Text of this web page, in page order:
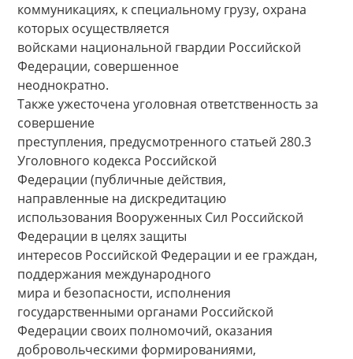
коммуникациях, к специальному грузу, охрана
которых осуществляется
войсками национальной гвардии Российской
Федерации, совершенное
неоднократно.
Также ужесточена уголовная ответственность за
совершение
преступления, предусмотренного статьей 280.3
Уголовного кодекса Российской
Федерации (публичные действия,
направленные на дискредитацию
использования Вооруженных Сил Российской
Федерации в целях защиты
интересов Российской Федерации и ее граждан,
поддержания международного
мира и безопасности, исполнения
государственными органами Российской
Федерации своих полномочий, оказания
добровольческими формированиями,